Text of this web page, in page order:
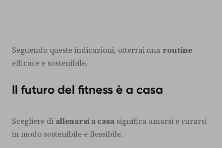
Seguendo queste indicazioni, otterrai una routine
efficace e sostenibile.
Il futuro del fitness è a casa
Scegliere di allenarsi a casa significa amarsi e curarsi
in modo sostenibile e flessibile.